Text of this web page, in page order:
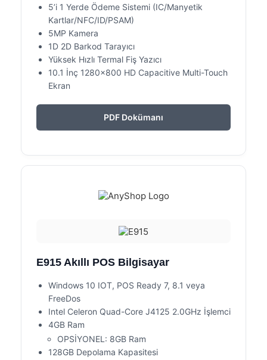
5’i 1 Yerde Ödeme Sistemi (IC/Manyetik
Kartlar/NFC/ID/PSAM)
5MP Kamera
1D 2D Barkod Tarayıcı
Yüksek Hızlı Termal Fiş Yazıcı
10.1 İnç 1280×800 HD Capacitive Multi-Touch
Ekran
PDF Dokümanı
E915 Akıllı POS Bilgisayar
Windows 10 IOT, POS Ready 7, 8.1 veya
FreeDos
Intel Celeron Quad-Core J4125 2.0GHz İşlemci
4GB Ram
OPSİYONEL: 8GB Ram
128GB Depolama Kapasitesi